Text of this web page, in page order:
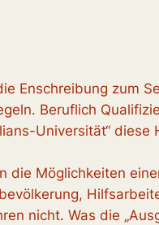
Enschreibung zum
Beruflich
Universität“
die Möglichkeiten
nicht. Was die